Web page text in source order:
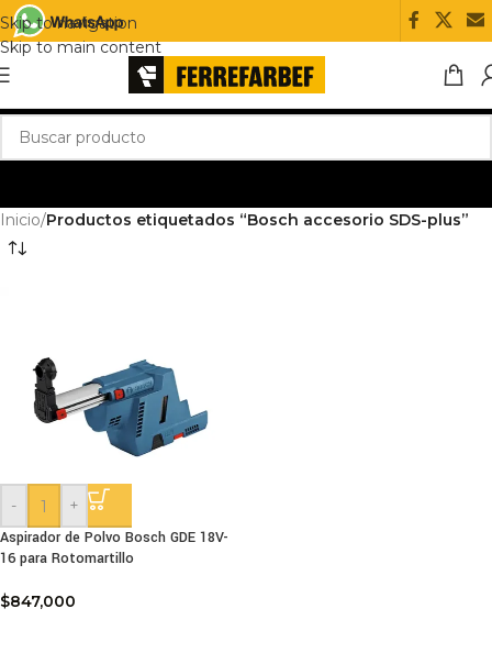
Skip to navigation
Skip to main content
Inicio/Productos etiquetados “Bosch accesorio SDS-plus”
-
+
Aspirador de Polvo Bosch GDE 18V-
16 para Rotomartillo
$847,000